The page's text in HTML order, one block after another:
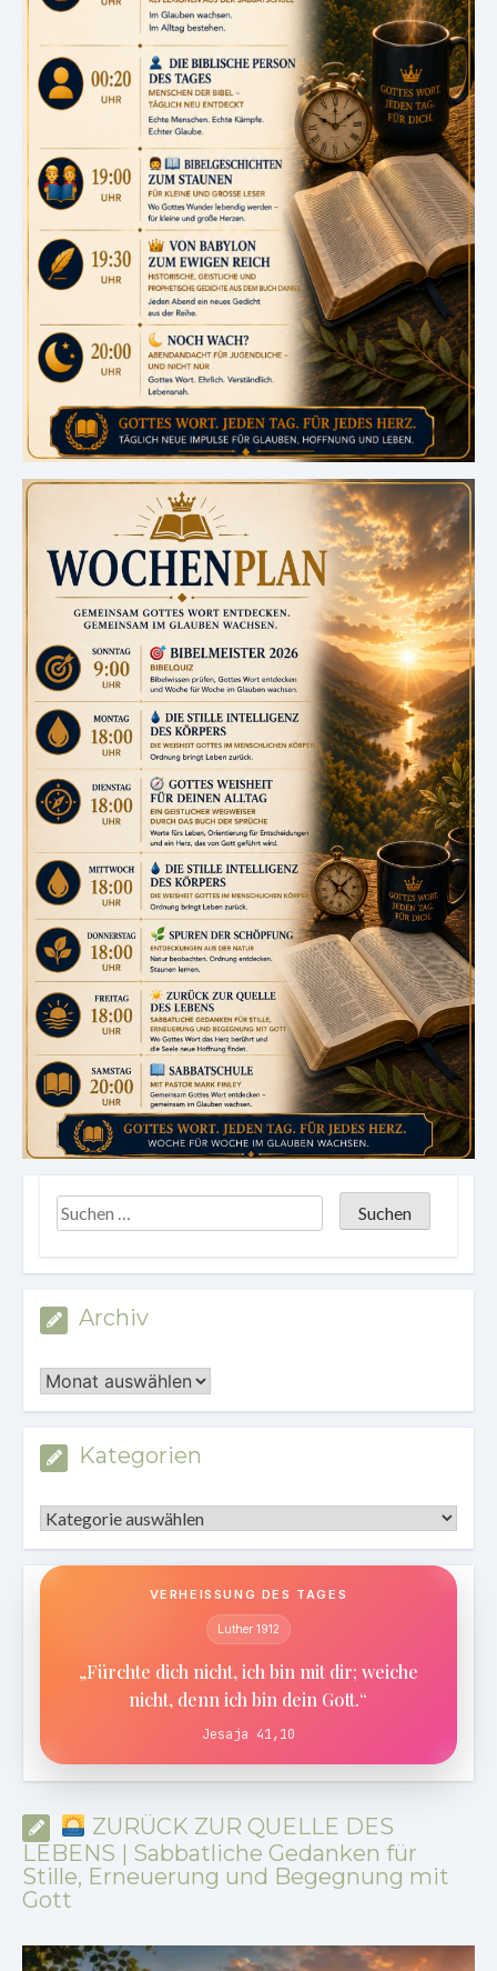
Archiv
Archiv
Kategorien
Kategorien
VERHEISSUNG DES TAGES
Luther 1912
„Fürchte dich nicht, ich bin mit dir; weiche
nicht, denn ich bin dein Gott.“
Jesaja 41,10
ZURÜCK ZUR QUELLE DES
LEBENS | Sabbatliche Gedanken für
Stille, Erneuerung und Begegnung mit
Gott